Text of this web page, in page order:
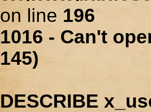
on line 196
1016 - Can't
145)
DESCRIBE